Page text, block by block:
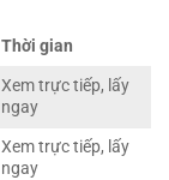
Thời gian
Xem trực tiếp, lấy
ngay
Xem trực tiếp, lấy
ngay